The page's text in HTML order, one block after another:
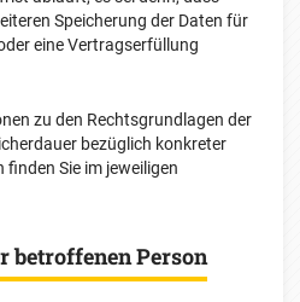
Speicherung der Daten für
eine Vertragserfüllung
zu den Rechtsgrundlagen der
bezüglich konkreter
finden Sie im jeweiligen
Person